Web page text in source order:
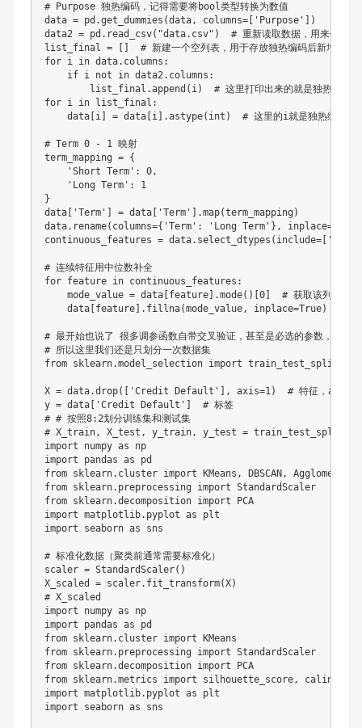
# Purpose 独热编码，记得需要将bool类型转换为数值
data = pd.get_dummies(data, columns=['Purpose'])
data2 = pd.read_csv("data.csv")  # 重新读取数据，用来做列名
list_final = []  # 新建一个空列表，用于存放独热编码后新增的特
for i in data.columns:
    if i not in data2.columns:
list_final.append(i)  # 这里打印出来的就是独热编码后
for i in list_final:
data[i] = data[i].astype(int)  # 这里的i就是独热编码后
# Term 0 - 1 映射
term_mapping = {
    'Short Term': 0,
    'Long Term': 1
}
data['Term'] = data['Term'].map(term_mapping)
data.rename(columns={'Term': 'Long Term'}, inplace=True)
continuous_features =
# 连续特征用中位数补全
for feature in continuous_features:
mode_value = data[feature].mode()[0]  # 获取该列的众数
data[feature].fillna(mode_value, inplace=True)  # 用众
# 最开始也说了 很多调参函数自带交叉验证，甚至是必选的参数，你如
# 所以这里我们还是只划分一次数据集
from sklearn.model_selection import train_test_split
X = data.drop(['Credit Default'], axis=1)  # 特征，axis=1表
y = data['Credit Default']  # 标签
# # 按照8:2划分训练集和测试集
# X_train, X_test, y_train, y_test = train_test_split(X, y,
import numpy as np
import pandas as pd
from sklearn.cluster import KMeans, DBSCAN,
from sklearn.preprocessing import StandardScaler
from sklearn.decomposition import PCA
import matplotlib.pyplot as plt
import seaborn as sns
# 标准化数据（聚类前通常需要标准化）
scaler = StandardScaler()
X_scaled = scaler.fit_transform(X)
# X_scaled
import numpy as np
import pandas as pd
from sklearn.cluster import KMeans
from sklearn.preprocessing import StandardScaler
from sklearn.decomposition import PCA
from sklearn.metrics import silhouette_score,
import matplotlib.pyplot as plt
import seaborn as sns